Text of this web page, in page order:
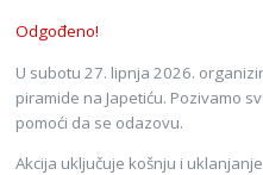
Odgođeno!
U subotu 27. lipnja 2026.
piramide na Japetiću. Pozivamo
pomoći da se odazovu.
Akcija uključuje košnju i